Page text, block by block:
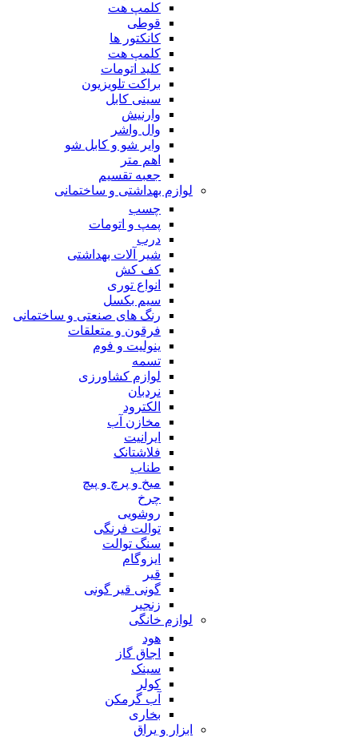
کلمپ هت
قوطی
کانکتور ها
کلمپ هت
کلید اتومات
براکت تلویزیون
سینی کابل
وارنیش
وال واشر
وایر شو و کابل شو
اهم متر
جعبه تقسیم
لوازم بهداشتی و ساختمانی
چسب
پمپ و اتومات
درب
شیر آلات بهداشتی
کف کش
انواع توری
سیم بکسل
رنگ های صنعتی و ساختمانی
فرقون و متعلقات
ینولیت و فوم
تسمه
لوازم کشاورزی
نردبان
الکترود
مخازن آب
ایرانیت
فلاشتانک
طناب
میخ و پرچ و پیچ
چرخ
روشویی
توالت فرنگی
سنگ توالت
ایزوگام
قیر
گونی قیر گونی
زنجیر
لوازم خانگی
هود
اجاق گاز
سینک
کولر
آب گرمکن
بخاری
ابزار و یراق